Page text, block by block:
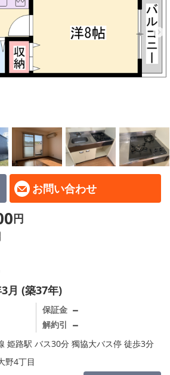
物件
お問い合わせ
円
月 (築37年)
保証金 －
解約引 －
姫路駅 バス30分 獨協大バス停 徒歩3分
野4丁目